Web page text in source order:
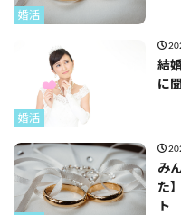
婚活
婚活
結
に
み
た
ト